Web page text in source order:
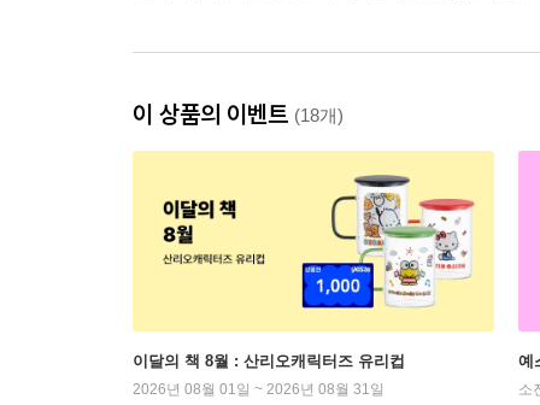
이 상품의 이벤트 (18개)
이달의 책 8월 : 산리오캐릭터즈 유리컵
2026년 08월 01일 ~ 2026년 08월 31일
예
소